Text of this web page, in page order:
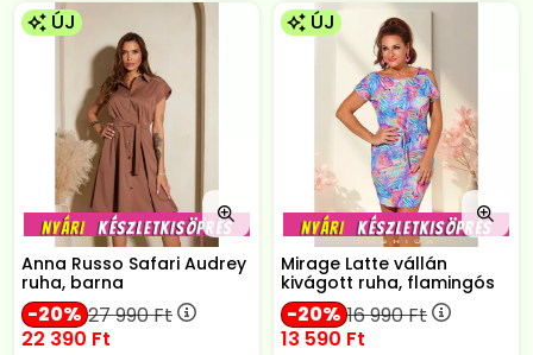
ÚJ
Anna Russo Safari Audrey
ruha, barna
20 27 990Ft
22 390 Ft
ÚJ
Mirage Latte vállán
kivágott ruha, flamingós
20 16 990Ft
13 590 Ft